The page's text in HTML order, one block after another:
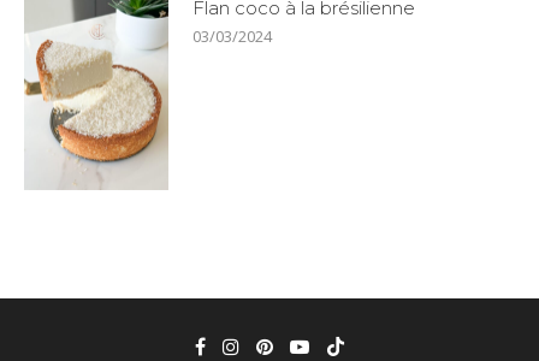
Flan coco à la brésilienne
03/03/2024